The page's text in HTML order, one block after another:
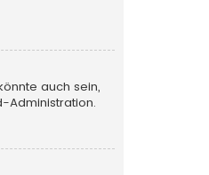
auch sein,
Administration.